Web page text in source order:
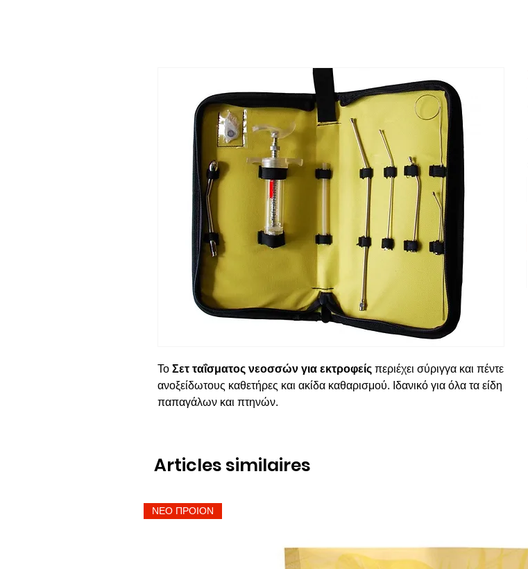
Το Σετ ταΐσματος νεοσσών για εκτροφείς περιέχει σύριγγα και πέντε
ανοξείδωτους καθετήρες και ακίδα καθαρισμού. Ιδανικό για όλα τα είδη
παπαγάλων και πτηνών.
Articles similaires
ΝΕΟ ΠΡΟΙΟΝ